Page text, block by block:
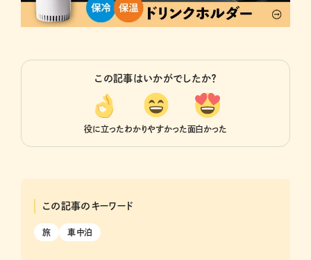
この記事はいかがでしたか？
役に立ったわかりやすかった面白かった
この記事のキーワード
旅 車中泊